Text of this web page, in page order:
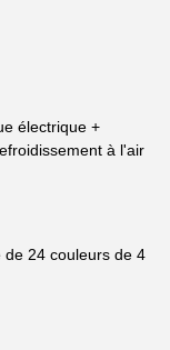
électrique +
à l'air
de 24 couleurs de 4